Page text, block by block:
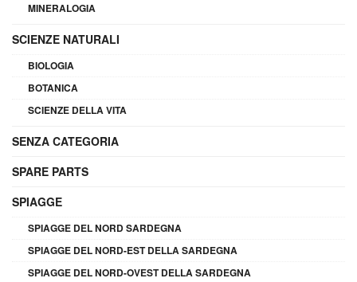
MINERALOGIA
SCIENZE NATURALI
BIOLOGIA
BOTANICA
SCIENZE DELLA VITA
SENZA CATEGORIA
SPARE PARTS
SPIAGGE
SPIAGGE DEL NORD SARDEGNA
SPIAGGE DEL NORD-EST DELLA SARDEGNA
SPIAGGE DEL NORD-OVEST DELLA SARDEGNA